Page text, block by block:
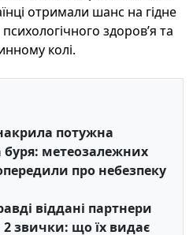
отримали шанс на гідне
здоров’я та
колі.
потужна
буря: метеозалежних
про небезпеку
віддані партнери
звички: що їх видає